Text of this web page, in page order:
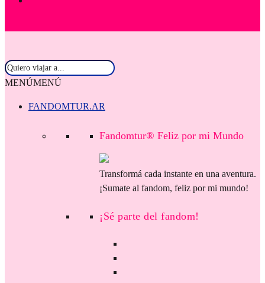
MENÚMENÚ
FANDOMTUR.AR
Fandomtur® Feliz por mi Mundo
Transformá cada instante en una aventura.
¡Sumate al fandom, feliz por mi mundo!
¡Sé parte del fandom!